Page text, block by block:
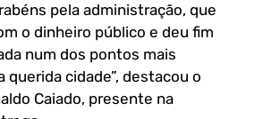
pela administração, que
o dinheiro público e deu fim
num dos pontos mais
querida cidade”, destacou o
Caiado, presente na